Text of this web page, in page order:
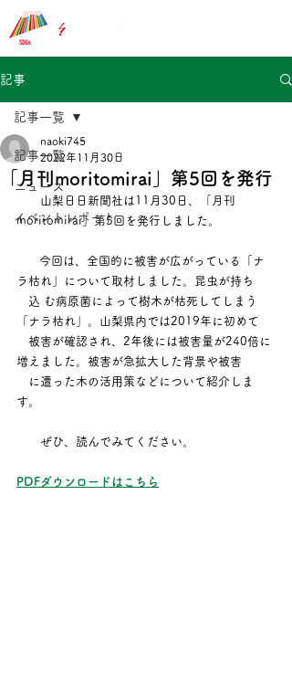
記事
記事一覧
ニュース
イベントレポート
記事一覧
「月刊moritomirai」第5回を発行
naoki745
2022年11月30日
山梨日日新聞社は11月30日、「月刊
moritomirai」第5回を発行しました。
ラ枯れ」について取材しました。昆虫が持ち
込 む病原菌によって樹木が枯死してしまう
「ナラ枯れ」。山梨県内では2019年に初めて
被害が確認され、2年後には被害量が240倍に
増えました。被害が急拡大した背景や被害
に遭った木の活用策などについて紹介しま
す。
ぜひ、読んでみてください。
PDFダウンロードはこちら